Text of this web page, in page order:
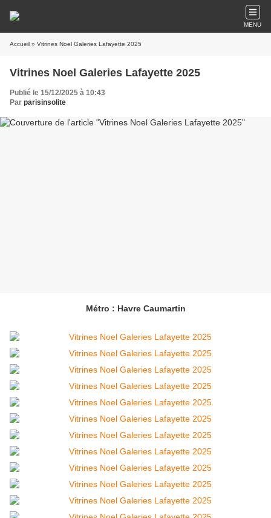
MENU
Accueil » Vitrines Noel Galeries Lafayette 2025
Vitrines Noel Galeries Lafayette 2025
Publié le 15/12/2025 à 10:43
Par parisinsolite
Métro : Havre Caumartin